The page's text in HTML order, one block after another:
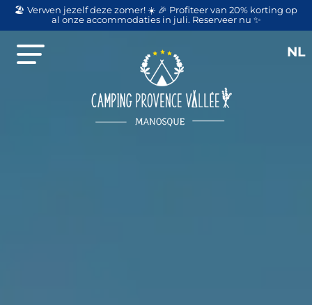
🏖️ Verwen jezelf deze zomer! ☀️ 🎉 Profiteer van 20% korting op
al onze accommodaties in juli. Reserveer nu ✨
NL